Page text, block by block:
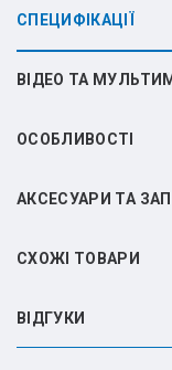
СПЕЦИФІКАЦІЇ
ВІДЕО ТА
ОСОБЛИВОСТІ
АКСЕСУАРИ ТА
СХОЖІ ТОВАРИ
ВIДГУКИ